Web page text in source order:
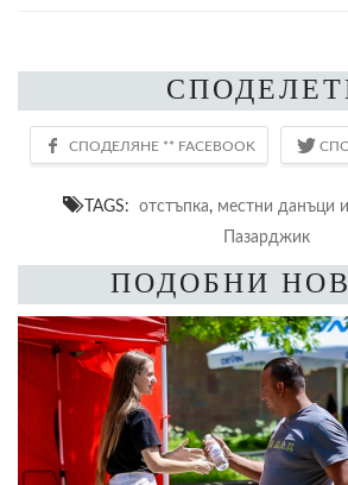
TAGS: отстъпка, местни данъци
Пазарджик
ПОДОБНИ